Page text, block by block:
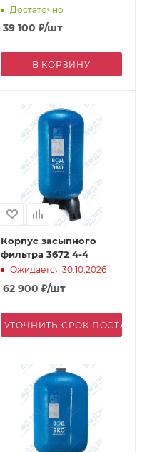
Достаточно
39 100 ₽/шт
В КОРЗИНУ
Корпус засыпного
фильтра 3672 4-4
Ожидается 30.10.2026
62 900 ₽/шт
УТОЧНИТЬ СРОК